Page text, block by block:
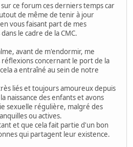
ce forum ces derniers temps car
de même de tenir à jour
vous faisant part de mes
le cadre de la CMC.
avant de m'endormir, me
concernant le port de la
a entraîné au sein de notre
liés et toujours amoureux depuis
naissance des enfants et avons
sexuelle régulière, malgré des
ou actives.
et que cela fait partie d'un bon
qui partagent leur existence.